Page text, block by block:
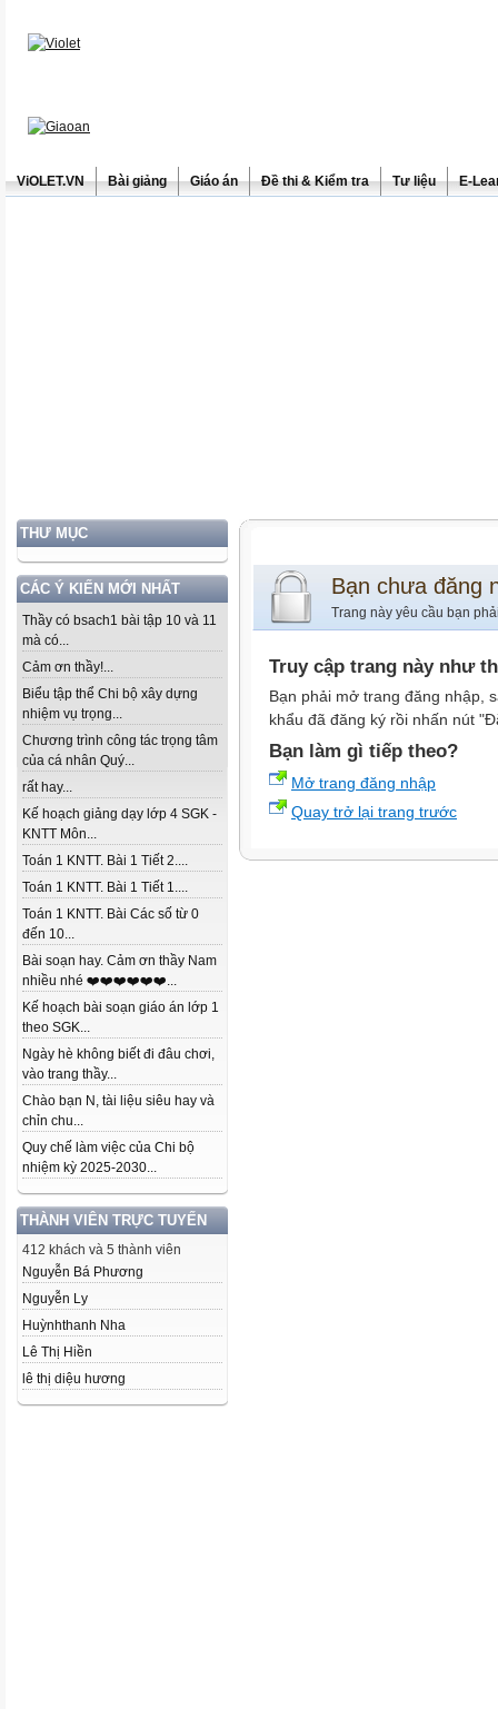
ViOLET.VN Bài giảng Giáo án Đề thi & Kiểm tra Tư liệu E-
THƯ MỤC
CÁC Ý KIẾN MỚI NHẤT
Thầy có bsach1 bài tập 10 và 11
mà có...
Cảm ơn thầy!...
Biểu tập thể Chi bộ xây dựng
nhiệm vụ trọng...
Chương trình công tác trọng tâm
của cá nhân Quý...
rất hay...
Kế hoạch giảng dạy lớp 4 SGK -
KNTT Môn...
Toán 1 KNTT. Bài 1 Tiết 2....
Toán 1 KNTT. Bài 1 Tiết 1....
Toán 1 KNTT. Bài Các số từ 0
đến 10...
Bài soạn hay. Cảm ơn thầy Nam
nhiều nhé ❤️❤️❤️❤️❤️❤️...
Kế hoạch bài soạn giáo án lớp 1
theo SGK...
Ngày hè không biết đi đâu chơi,
vào trang thầy...
Chào bạn N, tài liệu siêu hay và
chỉn chu...
Quy chế làm việc của Chi bộ
nhiệm kỳ 2025-2030...
THÀNH VIÊN TRỰC TUYẾN
412 khách và 5 thành viên
Nguyễn Bá Phương
Nguyễn Ly
Huỳnhthanh Nha
Lê Thị Hiền
lê thị diệu hương
Bạn chưa đăng
Trang này yêu cầu bạn
Truy cập trang này như
Bạn phải mở trang đăng nhập,
khẩu đã đăng ký rồi nhấn nút
Bạn làm gì tiếp theo?
Mở trang đăng nhập
Quay trở lại trang trước